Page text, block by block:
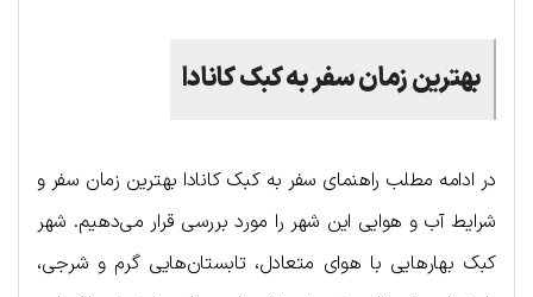
بهترین زمان سفر به کبک کانادا
در ادامه مطلب راهنمای سفر به کبک کانادا بهترین زمان سفر و
شرایط آب و هوایی این شهر را مورد بررسی قرار می‌دهیم. شهر
کبک بهارهایی با هوای متعادل، تابستان‌هایی گرم و شرجی،